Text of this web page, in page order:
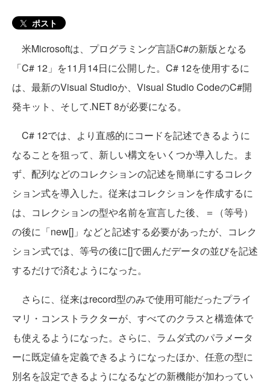
ポスト
米Microsoftは、プログラミング言語C#の新版となる
「C# 12」を11月14日に公開した。C# 12を使用するに
は、最新のVisual Studioか、Visual Studio CodeのC#開
発キット、そして.NET 8が必要になる。
C# 12では、より直感的にコードを記述できるように
なることを狙って、新しい構文をいくつか導入した。ま
ず、配列などのコレクションの記述を簡単にするコレク
ション式を導入した。従来はコレクションを作成するに
は、コレクションの型や名前を宣言した後、＝（等号）
の後に「new[]」などと記述する必要があったが、コレク
ション式では、等号の後に[]で囲んだデータの並びを記述
するだけで済むようになった。
さらに、従来はrecord型のみで使用可能だったプライ
マリ・コンストラクターが、すべてのクラスと構造体で
も使えるようになった。さらに、ラムダ式のパラメータ
ーに既定値を定義できるようになったほか、任意の型に
別名を設定できるようになるなどの新機能が加わってい